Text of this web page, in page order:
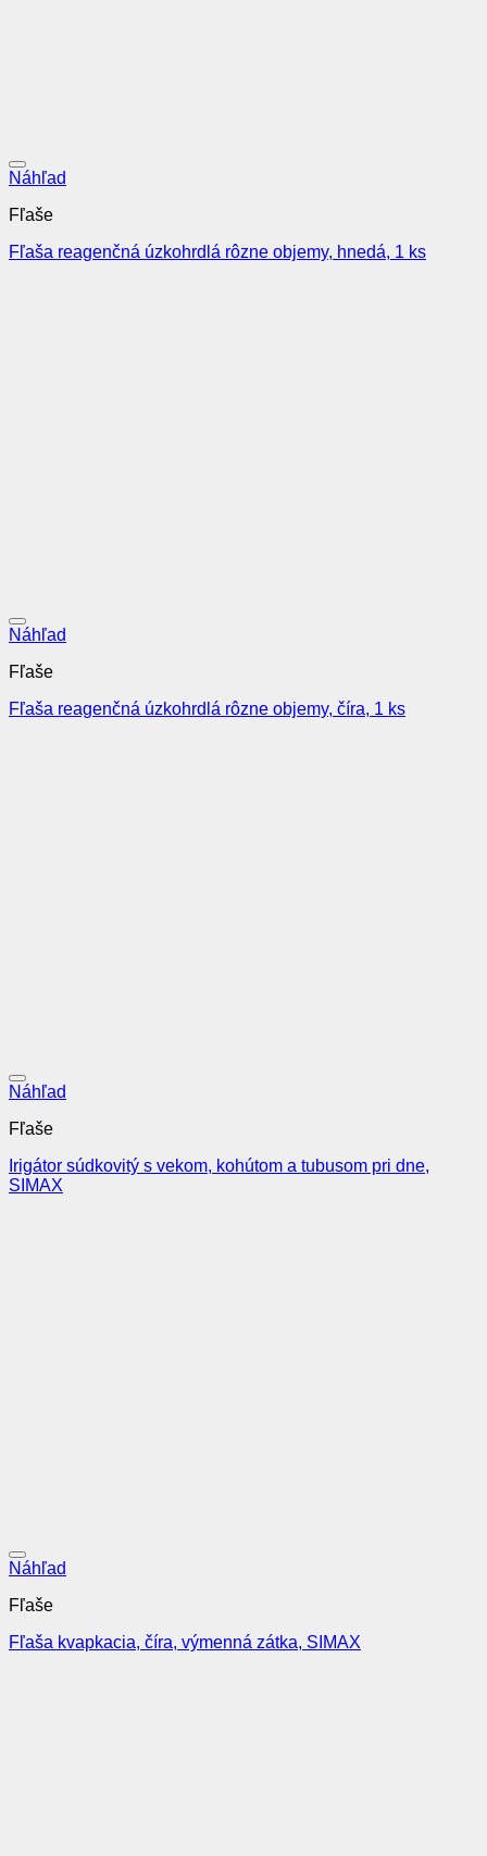
Náhľad
Fľaše
Fľaša reagenčná úzkohrdlá rôzne objemy, hnedá, 1 ks
Náhľad
Fľaše
Fľaša reagenčná úzkohrdlá rôzne objemy, číra, 1 ks
Náhľad
Fľaše
Irigátor súdkovitý s vekom, kohútom a tubusom pri dne,
SIMAX
Náhľad
Fľaše
Fľaša kvapkacia, číra, výmenná zátka, SIMAX